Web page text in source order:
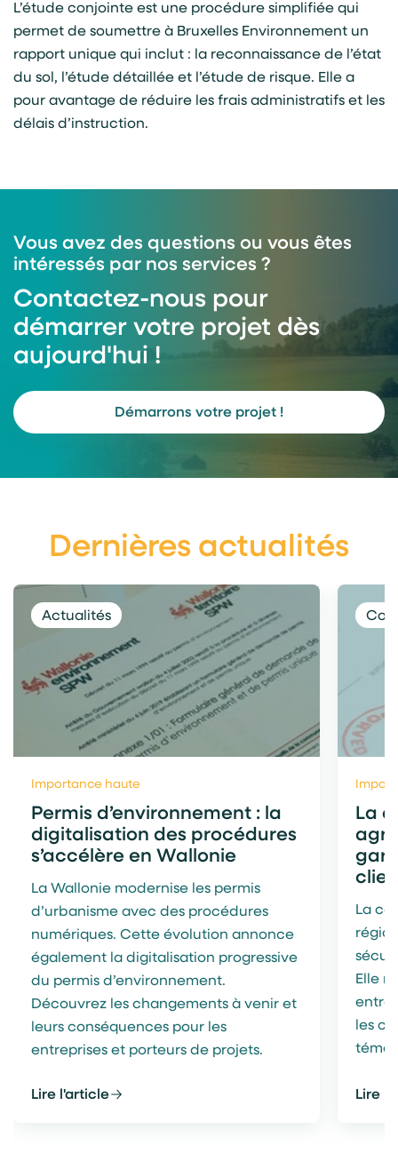
L’étude conjointe est une procédure simplifiée qui
permet de soumettre à Bruxelles Environnement un
rapport unique qui inclut : la reconnaissance de l’état
du sol, l’étude détaillée et l’étude de risque. Elle a
pour avantage de réduire les frais administratifs et les
délais d’instruction.
Vous avez des questions ou vous êtes
intéressés par nos services ?
Contactez-nous pour
démarrer votre projet dès
aujourd'hui !
Démarrons votre projet !
Dernières actualités
Actualités
Importance haute
Permis d’environnement : la
digitalisation des procédures
s’accélère en Wallonie
La Wallonie modernise les permis
d’urbanisme avec des procédures
numériques. Cette évolution annonce
également la digitalisation progressive
du permis d’environnement.
Découvrez les changements à venir et
leurs conséquences pour les
entreprises et porteurs de projets.
Lire l'article
La
La
Elle
les
Lire